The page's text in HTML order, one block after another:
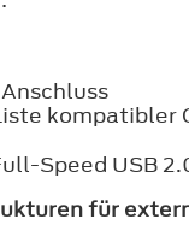
kompatibler
Speed USB
für